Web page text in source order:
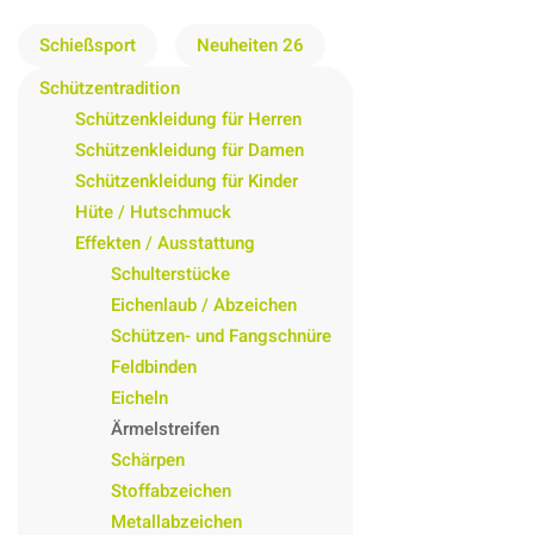
Schießsport
Neuheiten 26
Schützentradition
Schützenkleidung für Herren
Schützenkleidung für Damen
Schützenkleidung für Kinder
Hüte / Hutschmuck
Effekten / Ausstattung
Schulterstücke
Eichenlaub / Abzeichen
Schützen- und Fangschnüre
Feldbinden
Eicheln
Ärmelstreifen
Schärpen
Stoffabzeichen
Metallabzeichen